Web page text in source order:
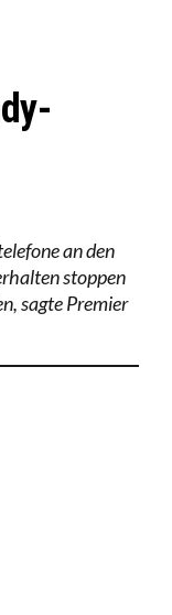
an den
stoppen
sagte Premier